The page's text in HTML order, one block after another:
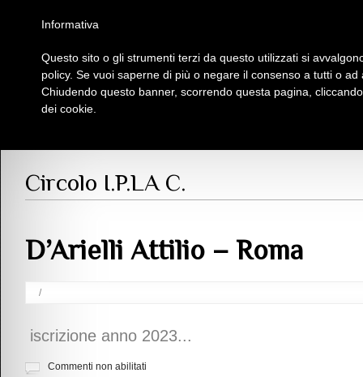
Insieme Per La Cultura
Circolo I.P.LA C.
D’Arielli Attilio – Roma
/
iscrizione anno 2023...
Commenti non abilitati
Informativa
Questo sito o gli strumenti terzi da questo utilizzati si
policy. Se vuoi saperne di più o negare il consenso a tutti o
Chiudendo questo banner, scorrendo questa pagina,
dei cookie.